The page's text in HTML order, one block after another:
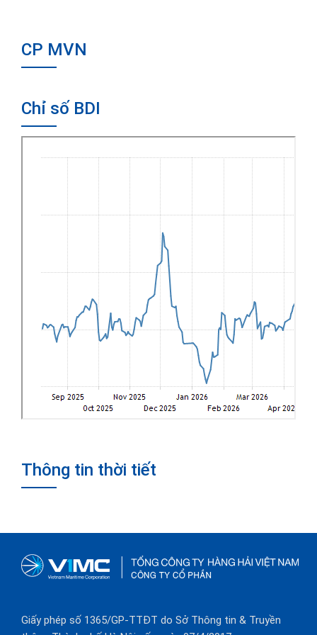
CP MVN
Chỉ số BDI
Thông tin thời tiết
Giấy phép số 1365/GP-TTĐT do Sở Thông tin & Truyền